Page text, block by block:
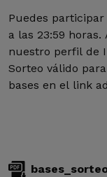
Puedes participar
a las 23:59
nuestro perfil de
Sorteo válido
bases en el link